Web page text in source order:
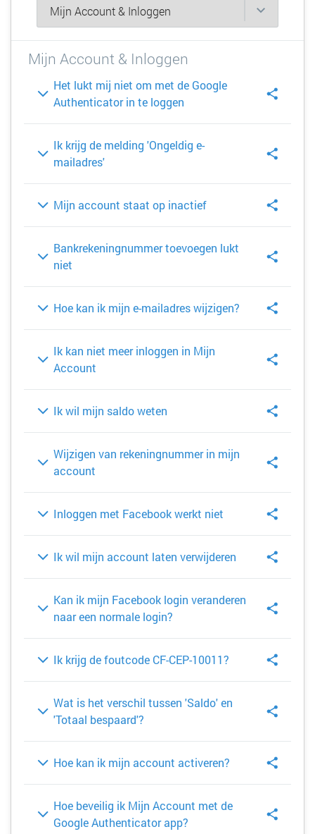
Mijn Account & Inloggen
Het lukt mij niet om met de Google
Authenticator in te loggen
Ik krijg de melding 'Ongeldig e-
mailadres'
Mijn account staat op inactief
Bankrekeningnummer toevoegen lukt
niet
Hoe kan ik mijn e-mailadres wijzigen?
Ik kan niet meer inloggen in Mijn
Account
Ik wil mijn saldo weten
Wijzigen van rekeningnummer in mijn
account
Inloggen met Facebook werkt niet
Ik wil mijn account laten verwijderen
Kan ik mijn Facebook login veranderen
naar een normale login?
Ik krijg de foutcode CF-CEP-10011?
Wat is het verschil tussen 'Saldo' en
'Totaal bespaard'?
Hoe kan ik mijn account activeren?
Hoe beveilig ik Mijn Account met de
Google Authenticator app?